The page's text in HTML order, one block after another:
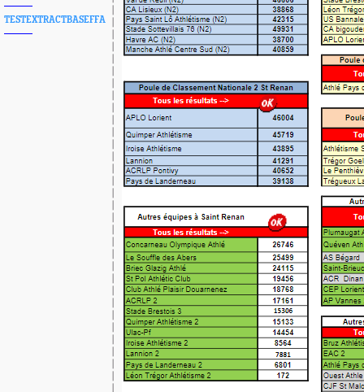
TESTEXTRACTBASEFFA